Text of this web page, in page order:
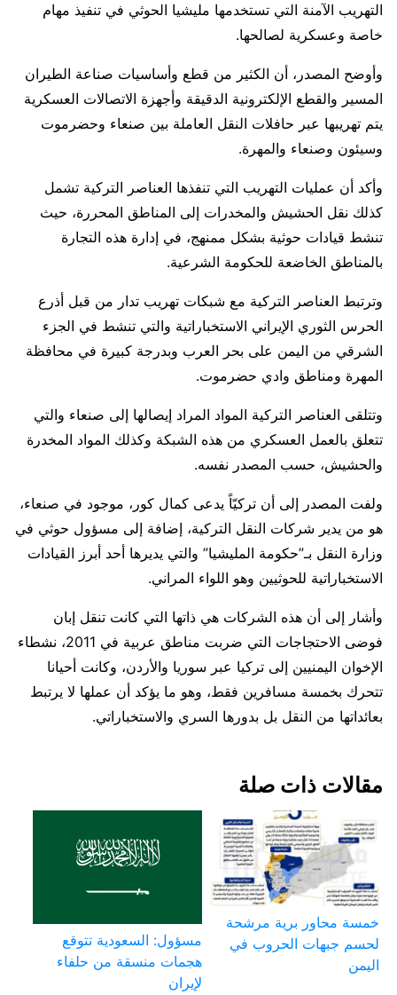
التهريب الآمنة التي تستخدمها مليشيا الحوثي في تنفيذ مهام
خاصة وعسكرية لصالحها.
وأوضح المصدر، أن الكثير من قطع وأساسيات صناعة الطيران
المسير والقطع الإلكترونية الدقيقة وأجهزة الاتصالات العسكرية
يتم تهريبها عبر حافلات النقل العاملة بين صنعاء وحضرموت
وسيئون وصنعاء والمهرة.
وأكد أن عمليات التهريب التي تنفذها العناصر التركية تشمل
كذلك نقل الحشيش والمخدرات إلى المناطق المحررة، حيث
تنشط قيادات حوثية بشكل ممنهج، في إدارة هذه التجارة
بالمناطق الخاضعة للحكومة الشرعية.
وترتبط العناصر التركية مع شبكات تهريب تدار من قبل أذرع
الحرس الثوري الإيراني الاستخباراتية والتي تنشط في الجزء
الشرقي من اليمن على بحر العرب وبدرجة كبيرة في محافظة
المهرة ومناطق وادي حضرموت.
وتتلقى العناصر التركية المواد المراد إيصالها إلى صنعاء والتي
تتعلق بالعمل العسكري من هذه الشبكة وكذلك المواد المخدرة
والحشيش، حسب المصدر نفسه.
ولفت المصدر إلى أن تركيّاً يدعى كمال كور، موجود في صنعاء،
هو من يدير شركات النقل التركية، إضافة إلى مسؤول حوثي في
وزارة النقل بـ”حكومة المليشيا” والتي يديرها أحد أبرز القيادات
الاستخباراتية للحوثيين وهو اللواء المراني.
وأشار إلى أن هذه الشركات هي ذاتها التي كانت تنقل إبان
فوضى الاحتجاجات التي ضربت مناطق عربية في 2011، نشطاء
الإخوان اليمنيين إلى تركيا عبر سوريا والأردن، وكانت أحيانا
تتحرك بخمسة مسافرين فقط، وهو ما يؤكد أن عملها لا يرتبط
بعائداتها من النقل بل بدورها السري والاستخباراتي.
مقالات ذات صلة
خمسة محاور برية مرشحة
لحسم جبهات الحروب في
اليمن
مسؤول: السعودية تتوقع
هجمات منسقة من حلفاء
لإيران